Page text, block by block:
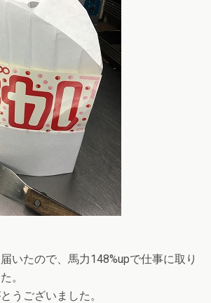
いたので、馬力148%upで仕事に取り
。
うございました。